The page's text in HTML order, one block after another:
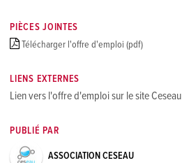
PIÈCES JOINTES
Télécharger l'offre d'emploi (pdf)
LIENS EXTERNES
Lien vers l'offre d'emploi sur le site Ceseau
PUBLIÉ PAR
ASSOCIATION CESEAU